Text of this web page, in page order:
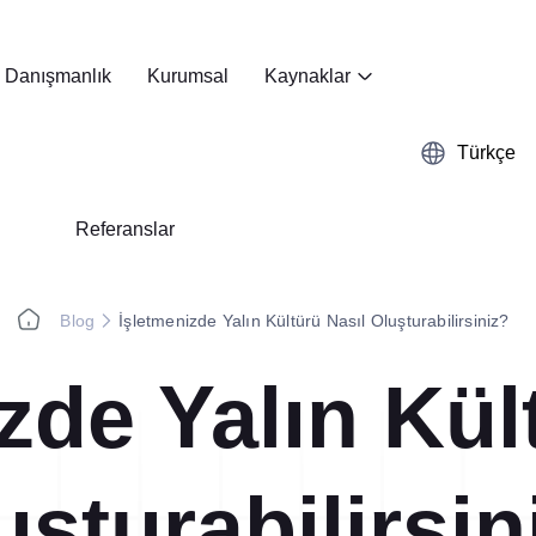
burada!
A3 sistematiğini dijitale
Danışmanlık Kurumsal Kaynaklar
Referanslar
Türkçe
Blog İşletmenizde Yalın Kültürü Nasıl Oluşturabilirsiniz?
Yalın